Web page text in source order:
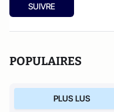
SUIVRE
POPULAIRES
PLUS LUS